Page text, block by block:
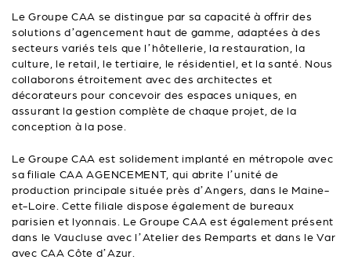
Le Groupe CAA se distingue par sa capacité à offrir des
solutions d’agencement haut de gamme, adaptées à des
secteurs variés tels que l’hôtellerie, la restauration, la
culture, le retail, le tertiaire, le résidentiel, et la santé. Nous
collaborons étroitement avec des architectes et
décorateurs pour concevoir des espaces uniques, en
assurant la gestion complète de chaque projet, de la
conception à la pose.
Le Groupe CAA est solidement implanté en métropole avec
sa filiale CAA AGENCEMENT, qui abrite l’unité de
production principale située près d’Angers, dans le Maine-
et-Loire. Cette filiale dispose également de bureaux
parisien et lyonnais. Le Groupe CAA est également présent
dans le Vaucluse avec l’Atelier des Remparts et dans le Var
avec CAA Côte d’Azur.